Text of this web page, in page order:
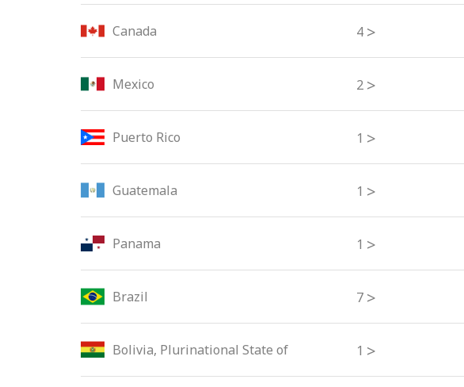
Canada 4 >
Mexico 2 >
Puerto Rico 1 >
Guatemala 1 >
Panama 1 >
Brazil 7 >
Bolivia, Plurinational State of 1 >